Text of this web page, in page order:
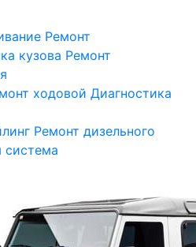
Ремонт
кузова Ремонт
ходовой Диагностика
Ремонт дизельного
система